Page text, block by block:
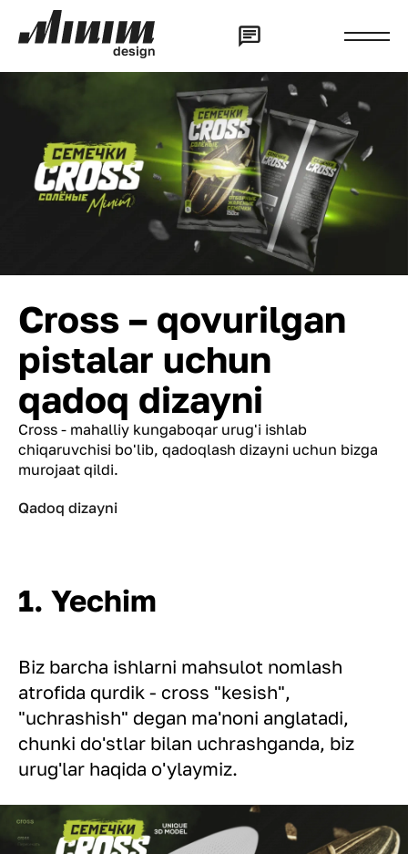
design
Cross – qovurilgan
pistalar uchun
qadoq dizayni
Cross - mahalliy kungaboqar urug'i ishlab
chiqaruvchisi bo'lib, qadoqlash dizayni uchun bizga
murojaat qildi.
Qadoq dizayni
1. Yechim
Biz barcha ishlarni mahsulot nomlash
atrofida qurdik - cross "kesish",
"uchrashish" degan ma'noni anglatadi,
chunki do'stlar bilan uchrashganda, biz
urug'lar haqida o'ylaymiz.